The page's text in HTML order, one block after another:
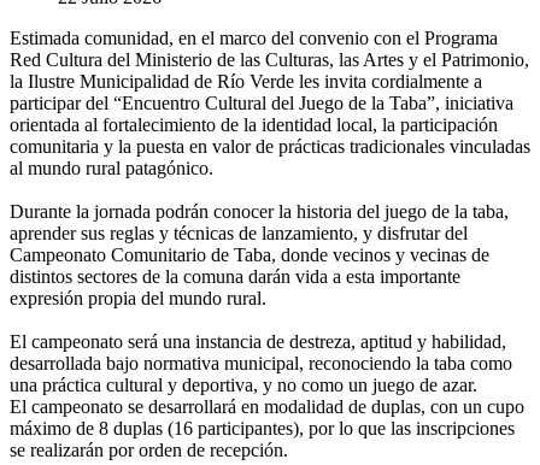
Estimada comunidad, en el marco del convenio con el Programa
Red Cultura del Ministerio de las Culturas, las Artes y el Patrimonio,
la Ilustre Municipalidad de Río Verde les invita cordialmente a
participar del “Encuentro Cultural del Juego de la Taba”, iniciativa
orientada al fortalecimiento de la identidad local, la participación
comunitaria y la puesta en valor de prácticas tradicionales vinculadas
al mundo rural patagónico.
Durante la jornada podrán conocer la historia del juego de la taba,
aprender sus reglas y técnicas de lanzamiento, y disfrutar del
Campeonato Comunitario de Taba, donde vecinos y vecinas de
distintos sectores de la comuna darán vida a esta importante
expresión propia del mundo rural.
El campeonato será una instancia de destreza, aptitud y habilidad,
desarrollada bajo normativa municipal, reconociendo la taba como
una práctica cultural y deportiva, y no como un juego de azar.
El campeonato se desarrollará en modalidad de duplas, con un cupo
máximo de 8 duplas (16 participantes), por lo que las inscripciones
se realizarán por orden de recepción.